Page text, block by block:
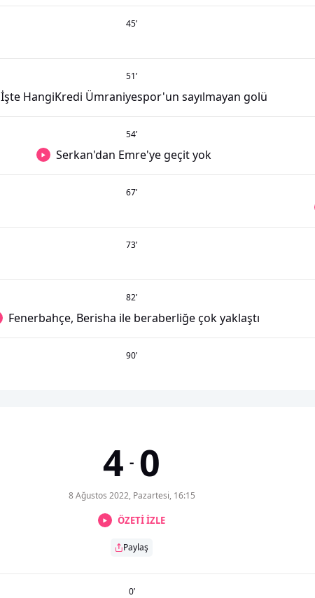
45’
51’
İşte HangiKredi Ümraniyespor'un sayılmayan golü
54’
Serkan'dan Emre'ye geçit yok
67’
73’
82’
Fenerbahçe, Berisha ile beraberliğe çok yaklaştı
90’
4 - 0
8 Ağustos 2022, Pazartesi, 16:15
ÖZETİ İZLE
Paylaş
0’